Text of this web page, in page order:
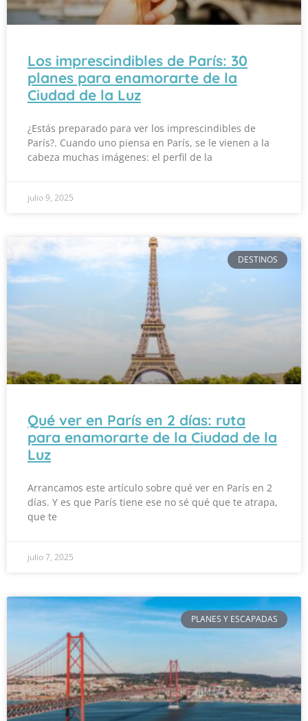
Los imprescindibles de París: 30
planes para enamorarte de la
Ciudad de la Luz
¿Estás preparado para ver los imprescindibles de
París?. Cuando uno piensa en París, se le vienen a la
cabeza muchas imágenes: el perfil de la
julio 9, 2025
DESTINOS
Qué ver en París en 2 días: ruta
para enamorarte de la Ciudad de la
Luz
Arrancamos este artículo sobre qué ver en París en 2
días. Y es que París tiene ese no sé qué que te atrapa,
que te
julio 7, 2025
PLANES Y ESCAPADAS